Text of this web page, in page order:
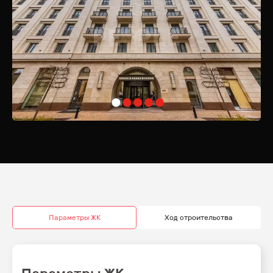
лишь лучшим резиденциям мира.
Преимущества Локации
Одним из главных преимуществ жизни в «Софийском» является его
стратегическое расположение. Забудьте о пробках и длительных
поездках — все ключевые деловые и культурные объекты
находятся в шаговой доступности. Утренние деловые встречи,
важные мероприятия и культурные события — всё это становится
доступным без лишних усилий.
Гастрономическое Разнообразие
Проживание в «Софийском» открывает двери к лучшим магазинам и
Параметры ЖК Ход строительства